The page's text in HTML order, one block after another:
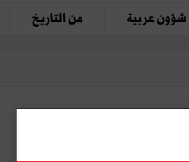
شؤون عربية من التاريخ